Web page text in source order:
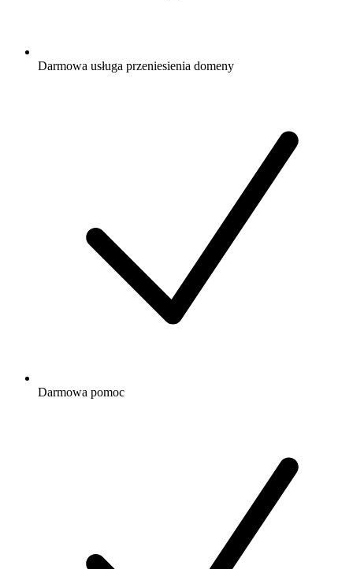
Darmowa usługa przeniesienia domeny
Darmowa pomoc